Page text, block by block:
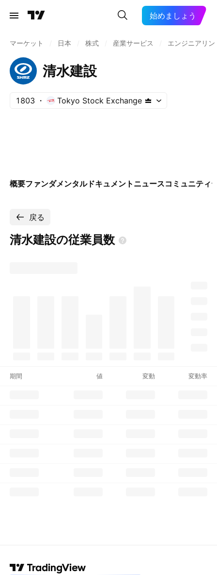
始めましょう
マーケット 日本 株式 産業サービス エンジニアリ
清水建設
1803 Tokyo Stock Exchange
概要ファンダメンタルドキュメント ニュースコミュニティ
戻る
清水建設の従業員数
期間 値 変動 変動率